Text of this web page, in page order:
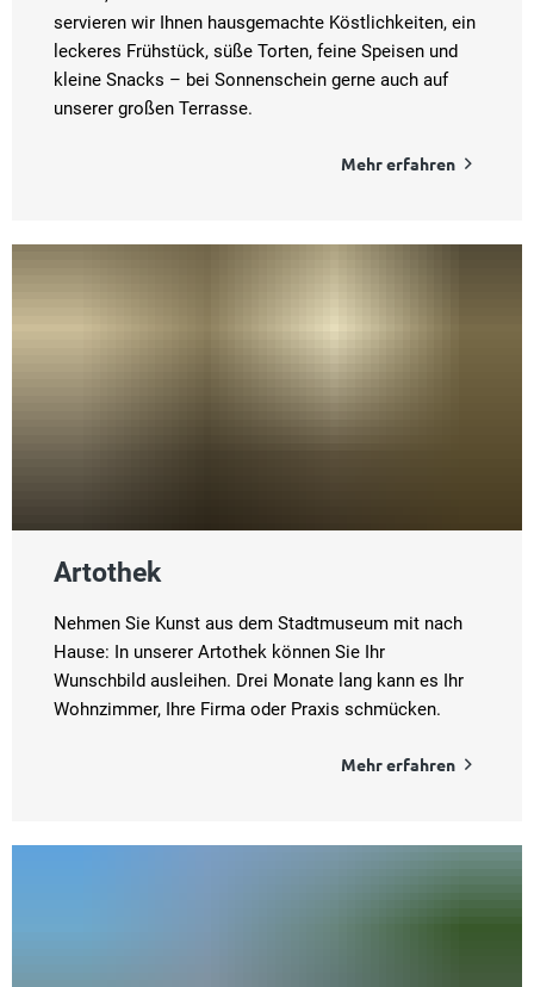
servieren wir Ihnen hausgemachte Köstlichkeiten, ein
leckeres Frühstück, süße Torten, feine Speisen und
kleine Snacks – bei Sonnenschein gerne auch auf
unserer großen Terrasse.
Mehr erfahren
Artothek
Nehmen Sie Kunst aus dem Stadtmuseum mit nach
Hause: In unserer Artothek können Sie Ihr
Wunschbild ausleihen. Drei Monate lang kann es Ihr
Wohnzimmer, Ihre Firma oder Praxis schmücken.
Mehr erfahren